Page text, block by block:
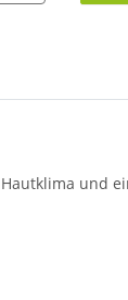
und